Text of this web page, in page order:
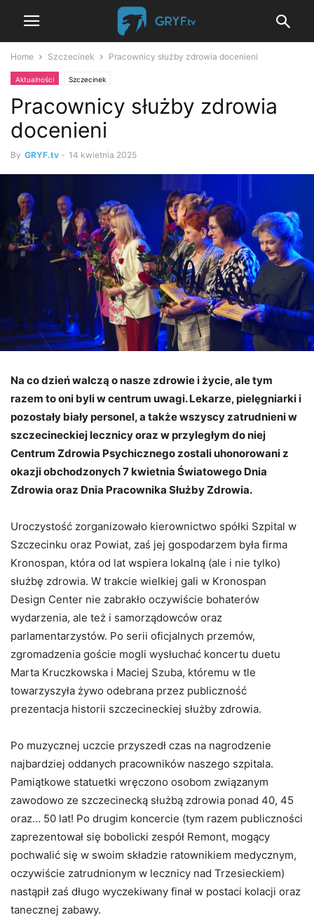
Home Szczecinek Pracownicy służby zdrowia docenieni
Aktualności Szczecinek
Pracownicy służby zdrowia
docenieni
By GRYF.tv - 14 kwietnia 2025
Na co dzień walczą o nasze zdrowie i życie, ale tym
razem to oni byli w centrum uwagi. Lekarze, pielęgniarki i
pozostały biały personel, a także wszyscy zatrudnieni w
szczecineckiej lecznicy oraz w przyległym do niej
Centrum Zdrowia Psychicznego zostali uhonorowani z
okazji obchodzonych 7 kwietnia Światowego Dnia
Zdrowia oraz Dnia Pracownika Służby Zdrowia.
Uroczystość zorganizowało kierownictwo spółki Szpital w
Szczecinku oraz Powiat, zaś jej gospodarzem była firma
Kronospan, która od lat wspiera lokalną (ale i nie tylko)
służbę zdrowia. W trakcie wielkiej gali w Kronospan
Design Center nie zabrakło oczywiście bohaterów
wydarzenia, ale też i samorządowców oraz
parlamentarzystów. Po serii oficjalnych przemów,
zgromadzenia goście mogli wysłuchać koncertu duetu
Marta Kruczkowska i Maciej Szuba, któremu w tle
towarzyszyła żywo odebrana przez publiczność
prezentacja historii szczecineckiej służby zdrowia.
Po muzycznej uczcie przyszedł czas na nagrodzenie
najbardziej oddanych pracowników naszego szpitala.
Pamiątkowe statuetki wręczono osobom związanym
zawodowo ze szczecinecką służbą zdrowia ponad 40, 45
oraz… 50 lat! Po drugim koncercie (tym razem publiczności
zaprezentował się bobolicki zespół Remont, mogący
pochwalić się w swoim składzie ratownikiem medycznym,
oczywiście zatrudnionym w lecznicy nad Trzesieckiem)
nastąpił zaś długo wyczekiwany finał w postaci kolacji oraz
tanecznej zabawy.